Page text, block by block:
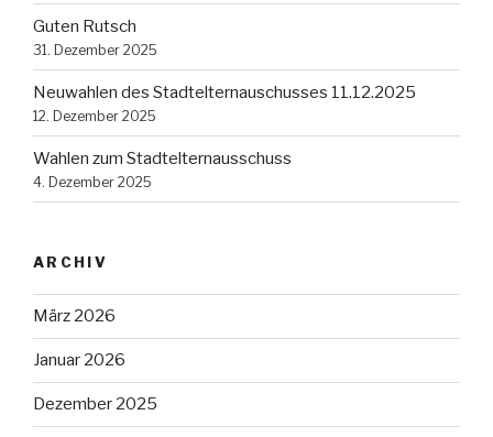
Guten Rutsch
31. Dezember 2025
Neuwahlen des Stadtelternauschusses 11.12.2025
12. Dezember 2025
Wahlen zum Stadtelternausschuss
4. Dezember 2025
ARCHIV
März 2026
Januar 2026
Dezember 2025